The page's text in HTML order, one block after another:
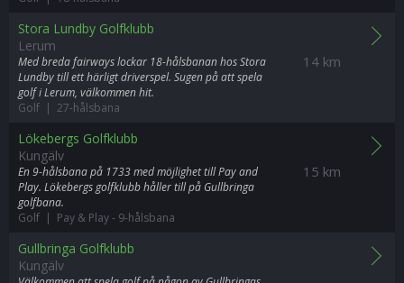
14 km
Stora Lundby Golfklubb
Lerum
Med breda fairways lockar 18-hålsbanan hos Stora
Lundby till ett härligt driverspel. Sugen på att spela
golf i Lerum, välkommen hit.
Golf | 27-hålsbana
15 km
Lökebergs Golfklubb
Kungälv
En 9-hålsbana på 1733 med möjlighet till Pay and
Play. Lökebergs golfklubb håller till på Gullbringa
golfbana.
Golf | Pay & Play- 9-hålsbana
Gullbringa Golfklubb
Kungälv